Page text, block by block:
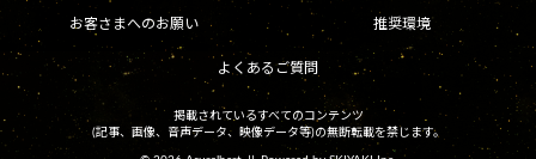
お客さまへのお願い 推奨環境
よくあるご質問
掲載されているすべてのコンテンツ
(記事、画像、音声データ、映像データ等)の無断転載を禁じます。